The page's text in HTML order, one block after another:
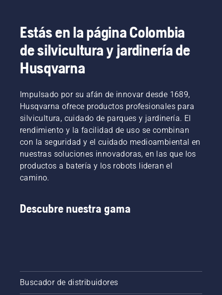
Estás en la página Colombia
de silvicultura y jardinería de
Husqvarna
Impulsado por su afán de innovar desde 1689,
Husqvarna ofrece productos profesionales para
silvicultura, cuidado de parques y jardinería. El
rendimiento y la facilidad de uso se combinan
con la seguridad y el cuidado medioambiental en
nuestras soluciones innovadoras, en las que los
productos a batería y los robots lideran el
camino.
Descubre nuestra gama
Buscador de distribuidores